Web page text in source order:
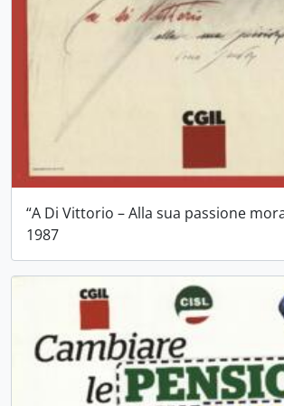
“A Di Vittorio – Alla sua passione
1987